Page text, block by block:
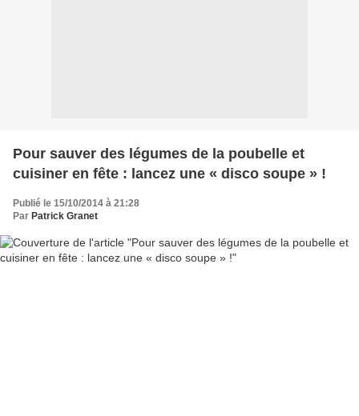
Pour sauver des légumes de la poubelle et
cuisiner en fête : lancez une « disco soupe » !
Publié le 15/10/2014 à 21:28
Par Patrick Granet